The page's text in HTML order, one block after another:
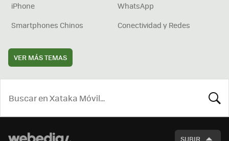
iPhone
WhatsApp
Smartphones Chinos
Conectividad y Redes
VER MÁS TEMAS
SUBIR